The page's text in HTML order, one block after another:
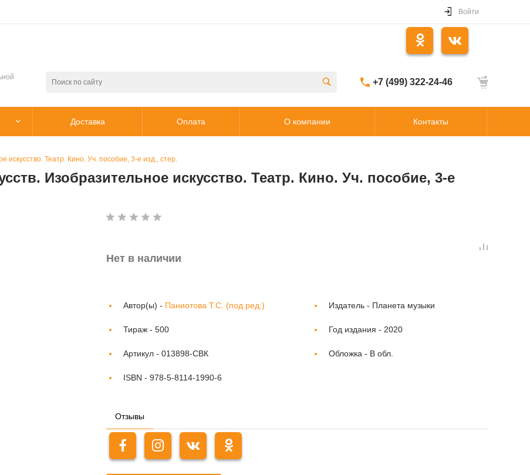
Войти
+7 (499) 322-24-46
Доставка Оплата О компании Контакты
искусство. Театр. Кино. Уч. пособие, 3-е изд., стер.
Изобразительное искусство. Театр. Кино. Уч. пособие, 3-е
Нет в наличии
Автор(ы) - Паниотова Т.С. (под ред.) Издатель - Планета музыки
Тираж - 500 Год издания - 2020
Артикул - 013898-СВК Обложка - В обл.
ISBN - 978-5-8114-1990-6
Отзывы